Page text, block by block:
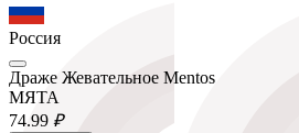
Россия
Драже Жевательное Mentos
МЯТА
74.99 ₽